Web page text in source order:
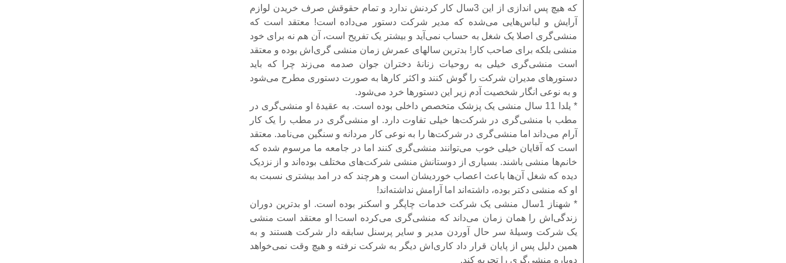
که هیچ پس اندازی از این 3سال کار کردنش ندارد و تمام حقوقش صرف خریدن لوازم
آرایش و لباس‌هایی می‌شده که مدیر شرکت دستور می‌داده است! معتقد است که
منشی‌گری اصلا یک شغل به حساب نمی‌آید و بیشتر یک تفریح است، آن هم نه برای خود
منشی بلکه برای صاحب کار! بد‌ترین سالهای عمرش زمان منشی گری‌اش بوده و معتقد
است منشی‌گری خیلی به روحیات زنانهٔ دختران جوان صدمه می‌زند چرا که باید
دستورهای مدیران شرکت را گوش کنند و اکثر کار‌ها به صورت دستوری مطرح می‌شود
و به نوعی انگار شخصیت آدم زیر این دستور‌ها خرد می‌شود.
* یلدا 11 سال منشی یک پزشک متخصص داخلی بوده است. به عقیدهٔ او منشی‌گری در
مطب با منشی‌گری در شرکت‌ها خیلی تفاوت دارد. او منشی‌گری در مطب را یک کار
آرام می‌داند اما منشی‌گری در شرکت‌ها را به نوعی کار مردانه و سنگین می‌نامد. معتقد
است که آقایان خیلی خوب می‌توانند منشی‌گری کنند اما در جامعه ما مرسوم شده که
خانم‌ها منشی باشند. بسیاری از دوستانش منشی شرکت‌های مختلف بوده‌اند و از نزدیک
دیده که شغل آن‌ها باعث اعصاب خوردیشان است و هرچند که در امد بیشتری نسبت به
او که منشی دکتر بوده، داشته‌اند اما آرامش نداشته‌اند!
* شهناز 1سال منشی یک شرکت خدمات چاپگر و اسکنر بوده است. او بد‌ترین دوران
زندگی‌اش را‌‌ همان زمان می‌داند که منشی‌گری می‌کرده است! او معتقد است منشی
یک شرکت وسیلهٔ سر حال آوردن مدیر و سایر پرسنل سابقه دار شرکت هستند و به
همین دلیل پس از پایان قرار داد کاری‌اش دیگر به شرکت نرفته و هیچ وقت نمی‌خواهد
دوباره منشی‌گری را تجربه کند.